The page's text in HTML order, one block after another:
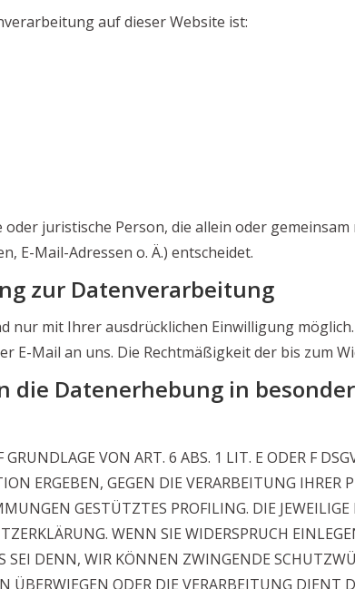
auf dieser Website ist:
juristische Person, die allein oder
E-Mail-Adressen o. Ä.) entscheidet.
zur Datenverarbeitung
nur mit Ihrer ausdrücklichen Einwilligung
E-Mail an uns. Die Rechtmäßigkeit der bis
die Datenerhebung in
VON ART. 6 ABS. 1 LIT. E ODER F
ERGEBEN, GEGEN DIE VERARBEITUNG
GESTÜTZTES PROFILING. DIE
WENN SIE WIDERSPRUCH
SEI DENN, WIR KÖNNEN ZWINGENDE
ÜBERWIEGEN ODER DIE VERARBEITUNG